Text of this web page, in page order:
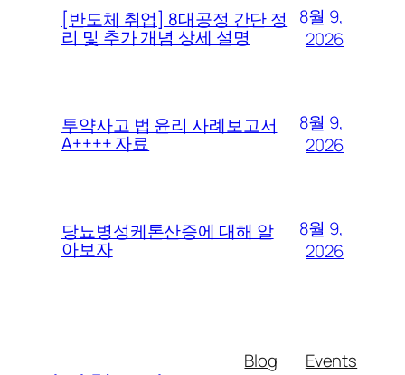
[반도체 취업] 8대공정 간단 정
리 및 추가 개념 상세 설명
8월 9,
2026
투약사고 법 윤리 사례보고서
A++++ 자료
8월 9,
2026
당뇨병성케톤산증에 대해 알
아보자
8월 9,
2026
Blog
Events